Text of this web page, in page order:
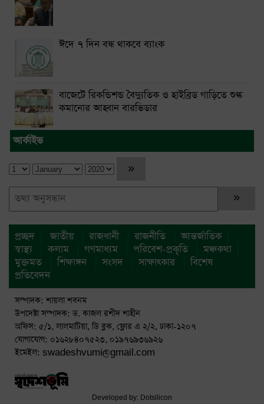
ঈদে ৭ দিন বন্ধ থাকবে ব্যাংক
বাজেটে রিকন্ডিশন্ড বৈদ্যুতিক ও হাইব্রিড গাড়িতে শুল্ক
কমানোর আহ্বান বারভিডার
আর্কাইভ
প্রচ্ছদ জাতীয় রাজধানী রাজনীতি
আন্তর্জাতিক
স্বাস্থ্য
কলাম গণমাধ্যম পরিবেশ-প্রকৃতি
মঞ্চকথা
মুক্তমত
শিক্ষাঙ্গন সংসদ সাক্ষাৎকার
বিশেষ
প্রতিবেদন
সম্পাদক: শায়লা শবনম
উপদেষ্টা সম্পাদক: ড. কাজল রশীদ শাহীন
অফিস: ৫/১, লালমাটিয়া, ডি ব্লক, ফ্লোর এ ২/২, ঢাকা-১২০৭
যোগাযোগ: ০১৬২৮৪০৭৫২৩, ০১৯৭৬৯৩৬৯২৬
ইমেইল: swadeshvumi@gmail.com
Developed by: Dotsilicon